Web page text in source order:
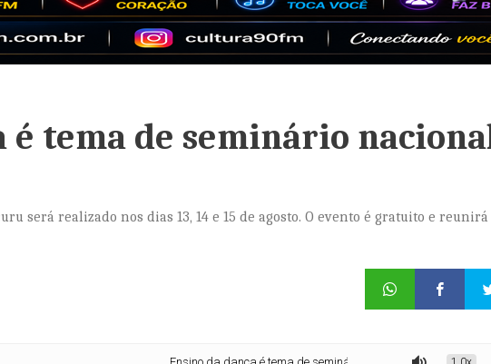
é tema de seminário
será realizado nos dias 13, 14 e 15 de agosto. O evento é gratuito e reunirá